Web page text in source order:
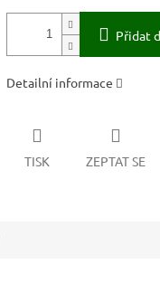
Přidat
Detailní informace
TISK ZEPTAT SE